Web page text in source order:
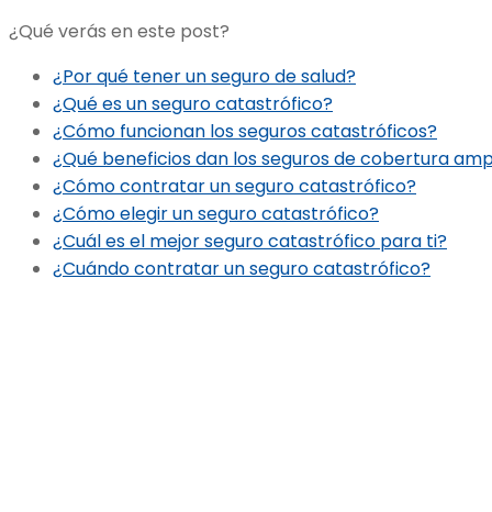
¿Qué verás en este post?
¿Por qué tener un seguro de salud?
¿Qué es un seguro catastrófico?
¿Cómo funcionan los seguros catastróficos?
¿Qué beneficios dan los seguros de cobertura
¿Cómo contratar un seguro catastrófico?
¿Cómo elegir un seguro catastrófico?
¿Cuál es el mejor seguro catastrófico para ti?
¿Cuándo contratar un seguro catastrófico?